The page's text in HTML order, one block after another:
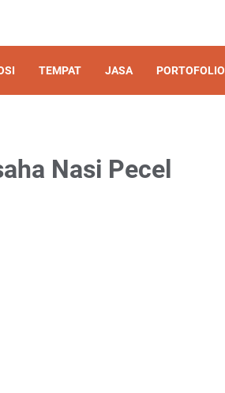
TEMPAT JASA PORTOFOLIO
Nasi Pecel